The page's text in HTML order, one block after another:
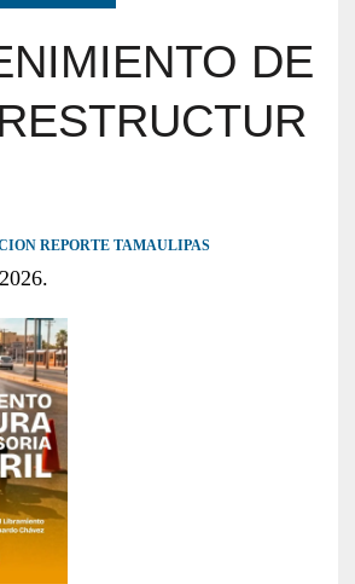
DE
REPORTE TAMAULIPAS